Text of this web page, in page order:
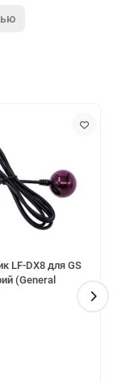
видео выход
PVR (запись
1000
LF-DX8 для GS
(General